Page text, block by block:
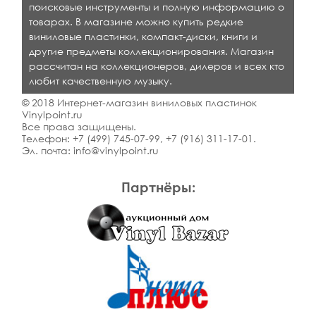
Партнёры:
поисковые инструменты и полную информацию о
товарах. В магазине можно купить редкие
виниловые пластинки, компакт-диски, книги и
другие предметы коллекционирования. Магазин
рассчитан на коллекционеров, дилеров и всех кто
любит качественную музыку.
© 2018 Интернет-магазин виниловых пластинок
Vinylpoint.ru
Все права защищены.
Телефон: +7 (499) 745-07-99, +7 (916) 311-17-01 .
Эл. почта: info@vinylpoint.ru